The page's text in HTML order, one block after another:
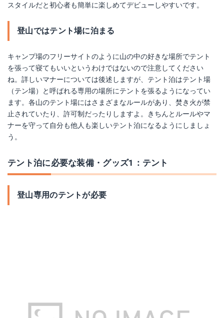
スタイルだと初心者も簡単に楽しめてデビューしやすいです。
登山ではテント場に泊まる
キャンプ場のフリーサイトのように山の中の好きな場所でテント
を張って寝てもいいというわけではないので注意してください
ね。詳しいマナーについては後述しますが、テント泊はテント場
（テン場）と呼ばれる専用の場所にテントを張るようになってい
ます。各山のテント場にはさまざまなルールがあり、焚き火が禁
止されていたり、許可制だったりしますよ。きちんとルールやマ
ナーを守って自分も他人も楽しいテント泊になるようにしましょ
う。
テント泊に必要な装備・グッズ1：テント
登山専用のテントが必要